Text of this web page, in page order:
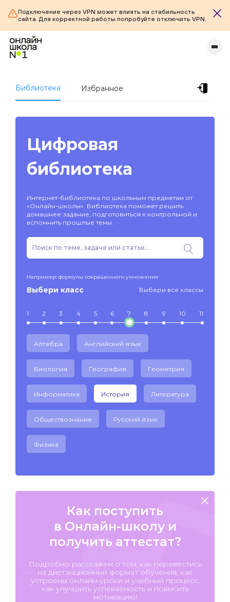
Подключение через VPN может влиять на стабильность
сайта. Для корректной работы попробуйте отключить VPN.
Библиотека Избранное
Цифровая
библиотека
Интернет-библиотека по школьным предметам от
«Онлайн-школы». Библиотека поможет решить
домашнее задание, подготовиться к контрольной и
вспомнить прошлые темы.
Например: формулы сокращенного умножения
Выбери класс Выбери все классы
1 2 3 4 5 6 7 8 9 10 11
Алгебра Английский язык
Биология География Геометрия
Информатика История Литература
Обществознание Русский язык
Физика
Как поступить
в Онлайн-школу и
получить аттестат?
Подробно расскажем о том, как перевестись
на дистанционный формат обучения, как
устроены онлайн-уроки и учебный процесс,
как улучшить успеваемость и повысить
мотивацию!